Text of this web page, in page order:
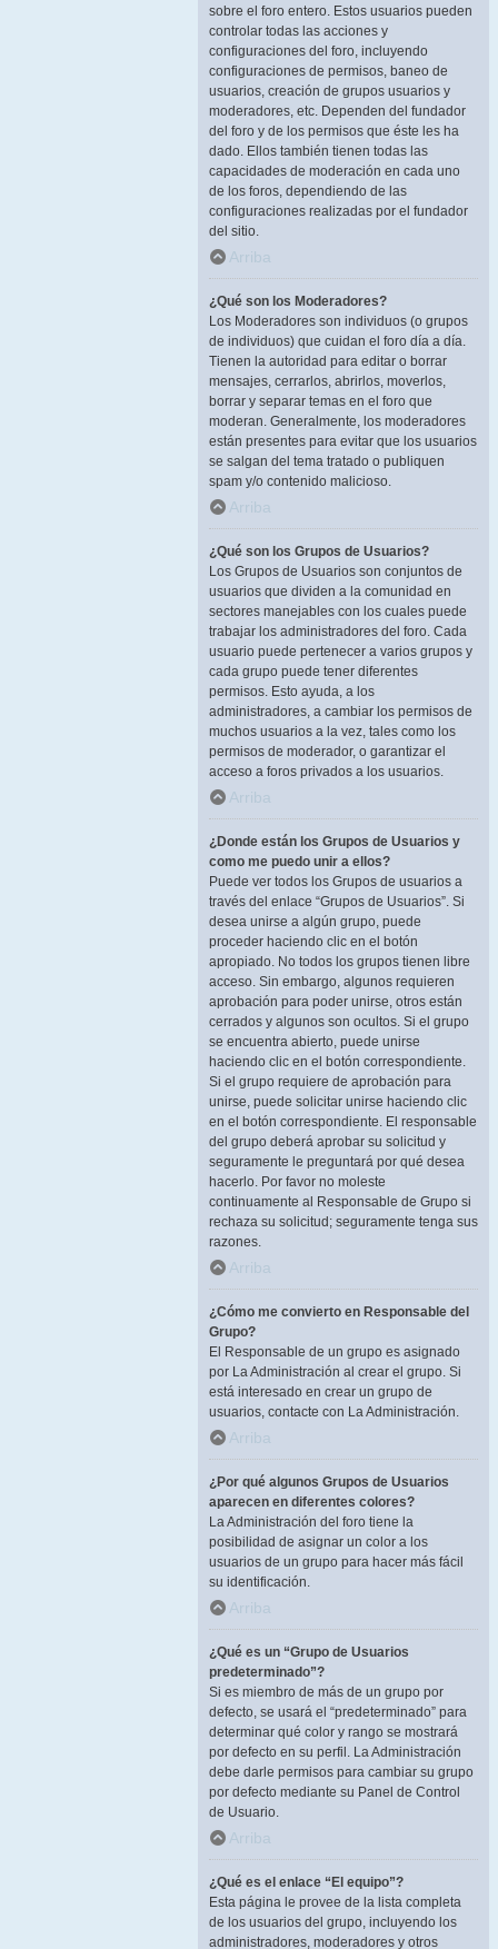
sobre el foro entero. Estos usuarios pueden
controlar todas las acciones y
configuraciones del foro, incluyendo
configuraciones de permisos, baneo de
usuarios, creación de grupos usuarios y
moderadores, etc. Dependen del fundador
del foro y de los permisos que éste les ha
dado. Ellos también tienen todas las
capacidades de moderación en cada uno
de los foros, dependiendo de las
configuraciones realizadas por el fundador
del sitio.
Arriba
¿Qué son los Moderadores?
Los Moderadores son individuos (o grupos
de individuos) que cuidan el foro día a día.
Tienen la autoridad para editar o borrar
mensajes, cerrarlos, abrirlos, moverlos,
borrar y separar temas en el foro que
moderan. Generalmente, los moderadores
están presentes para evitar que los usuarios
se salgan del tema tratado o publiquen
spam y/o contenido malicioso.
Arriba
¿Qué son los Grupos de Usuarios?
Los Grupos de Usuarios son conjuntos de
usuarios que dividen a la comunidad en
sectores manejables con los cuales puede
trabajar los administradores del foro. Cada
usuario puede pertenecer a varios grupos y
cada grupo puede tener diferentes
permisos. Esto ayuda, a los
administradores, a cambiar los permisos de
muchos usuarios a la vez, tales como los
permisos de moderador, o garantizar el
acceso a foros privados a los usuarios.
Arriba
¿Donde están los Grupos de Usuarios y
como me puedo unir a ellos?
Puede ver todos los Grupos de usuarios a
través del enlace “Grupos de Usuarios”. Si
desea unirse a algún grupo, puede
proceder haciendo clic en el botón
apropiado. No todos los grupos tienen libre
acceso. Sin embargo, algunos requieren
aprobación para poder unirse, otros están
cerrados y algunos son ocultos. Si el grupo
se encuentra abierto, puede unirse
haciendo clic en el botón correspondiente.
Si el grupo requiere de aprobación para
unirse, puede solicitar unirse haciendo clic
en el botón correspondiente. El responsable
del grupo deberá aprobar su solicitud y
seguramente le preguntará por qué desea
hacerlo. Por favor no moleste
continuamente al Responsable de Grupo si
rechaza su solicitud; seguramente tenga sus
razones.
Arriba
¿Cómo me convierto en Responsable del
Grupo?
El Responsable de un grupo es asignado
por La Administración al crear el grupo. Si
está interesado en crear un grupo de
usuarios, contacte con La Administración.
Arriba
¿Por qué algunos Grupos de Usuarios
aparecen en diferentes colores?
La Administración del foro tiene la
posibilidad de asignar un color a los
usuarios de un grupo para hacer más fácil
su identificación.
Arriba
¿Qué es un “Grupo de Usuarios
predeterminado”?
Si es miembro de más de un grupo por
defecto, se usará el “predeterminado” para
determinar qué color y rango se mostrará
por defecto en su perfil. La Administración
debe darle permisos para cambiar su grupo
por defecto mediante su Panel de Control
de Usuario.
Arriba
¿Qué es el enlace “El equipo”?
Esta página le provee de la lista completa
de los usuarios del grupo, incluyendo los
administradores, moderadores y otros